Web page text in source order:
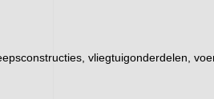
vliegtuigonderdelen,